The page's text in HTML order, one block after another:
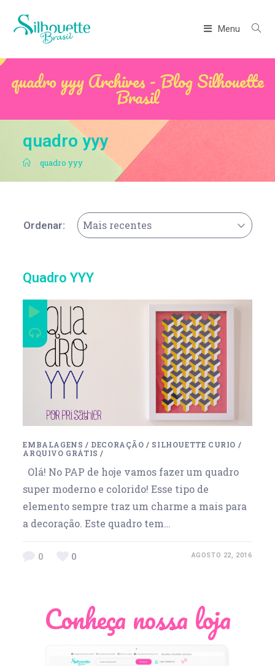
Menu
quadro yyy Archives - Blog Silhouette
Brasil
quadro yyy
. quadro yyy
Ordenar: Mais recentes
Quadro YYY
EMBALAGENS / DECORAÇÃO / SILHOUETTE CURIO /
ARQUIVO GRÁTIS /
Olá! No PAP de hoje vamos fazer um quadro
super moderno e colorido! Esse tipo de
elemento sempre traz um charme a mais para
a decoração. Este quadro tem…
0 0 AGOSTO 22, 2016
Conheça nossa loja